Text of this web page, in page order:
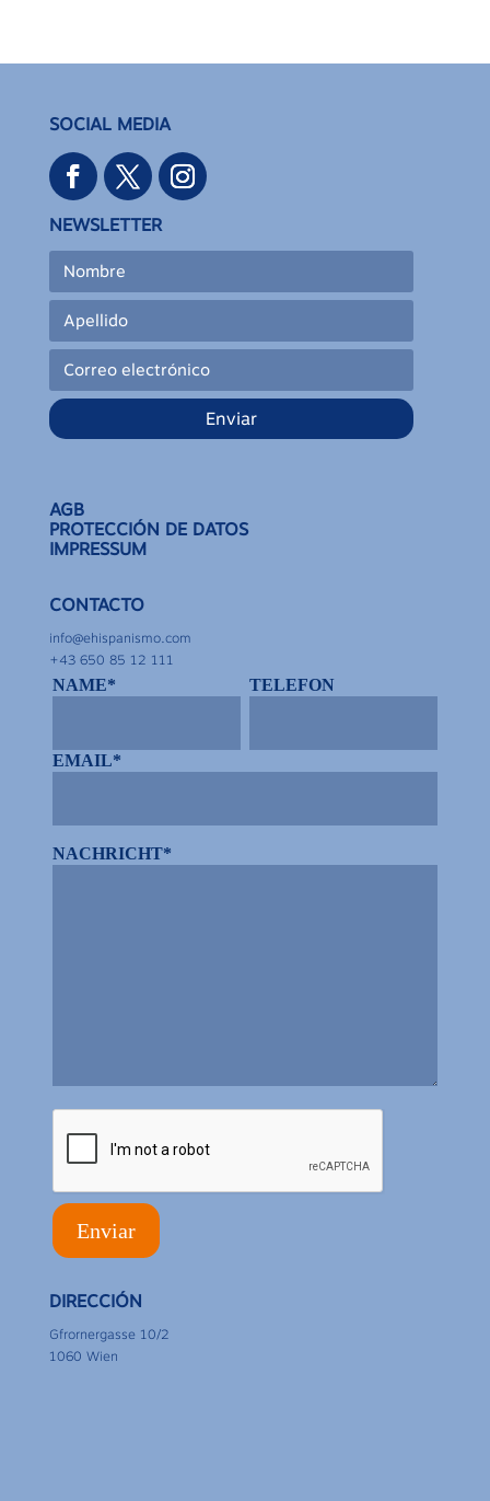
SOCIAL MEDIA
NEWSLETTER
Enviar
AGB
PROTECCIÓN DE DATOS
IMPRESSUM
CONTACTO
info@ehispanismo.com
+43 650 85 12 111
NAME* TELEFON
EMAIL*
NACHRICHT*
DIRECCIÓN
Gfrornergasse 10/2
1060 Wien